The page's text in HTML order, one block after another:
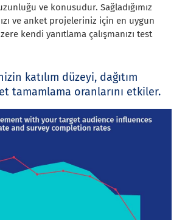
ve konusudur. Sağladığımız
ve anket projeleriniz için en uygun
kendi yanıtlama çalışmanızı test
katılım düzeyi, dağıtım
tamamlama oranlarını etkiler.